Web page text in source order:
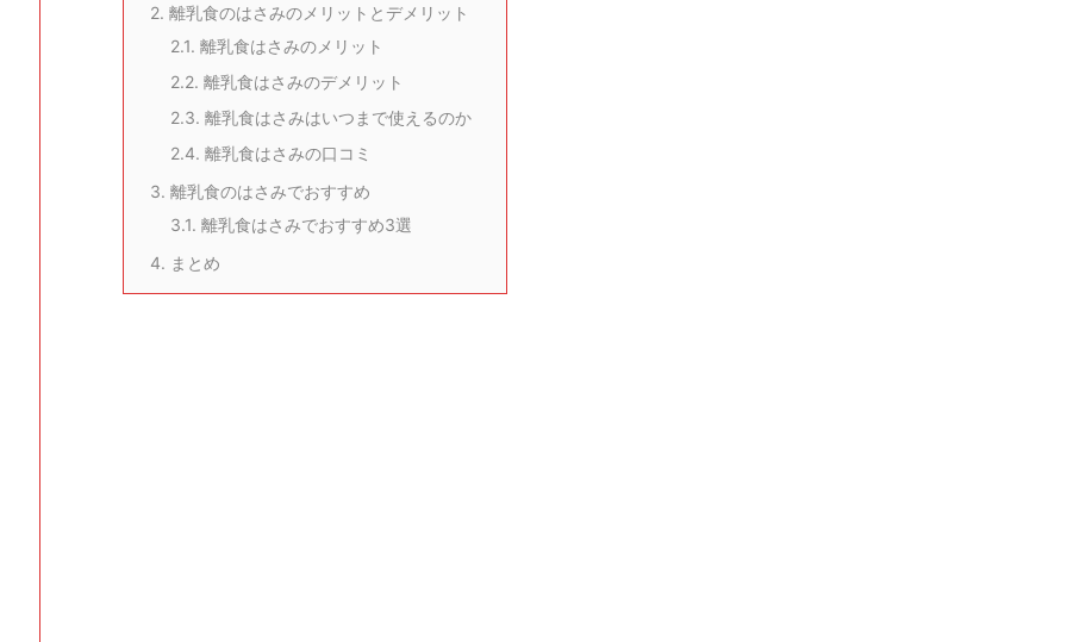
2. 離乳食のはさみのメリットとデメリット
2.1. 離乳食はさみのメリット
2.2. 離乳食はさみのデメリット
2.3. 離乳食はさみはいつまで使えるのか
2.4. 離乳食はさみの口コミ
3. 離乳食のはさみでおすすめ
3.1. 離乳食はさみでおすすめ3選
4. まとめ